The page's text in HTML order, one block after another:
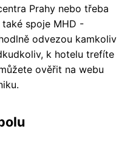
Prahy nebo třeba
spoje MHD -
odvezou kamkoliv
k hotelu trefíte
ověřit na webu